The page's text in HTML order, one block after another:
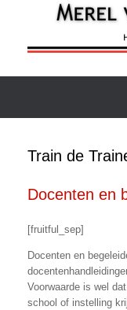
inhoud
Train de
Docenten en
[fruitful_sep]
Docenten en
Voorwaarde is wel
school of instelling